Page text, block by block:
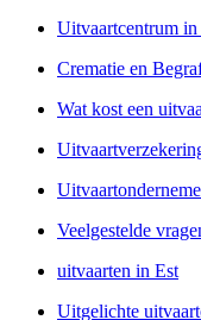
Uitvaartcentrum in
Crematie en
Wat kost een
Veelgestelde
uitvaarten in Est
Uitgelichte